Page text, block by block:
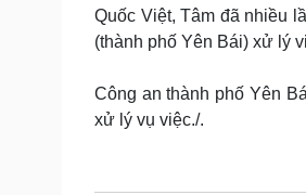
Quốc Việt, Tâm đã nhiều
(thành phố Yên Bái) xử lý
Công an thành phố Yên
xử lý vụ việc./.